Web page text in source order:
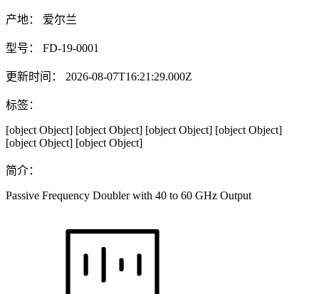
产地： 爱尔兰
型号： FD-19-0001
更新时间： 2026-08-07T16:21:29.000Z
标签：
[object Object] [object Object] [object Object] [object Object]
[object Object] [object Object]
简介：
Passive Frequency Doubler with 40 to 60 GHz Output